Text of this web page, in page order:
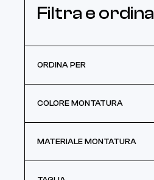
Filtra e ordina
ORDINA PER
Prezzo più alto
COLORE MONTATURA
Blu
MATERIALE MONTATURA